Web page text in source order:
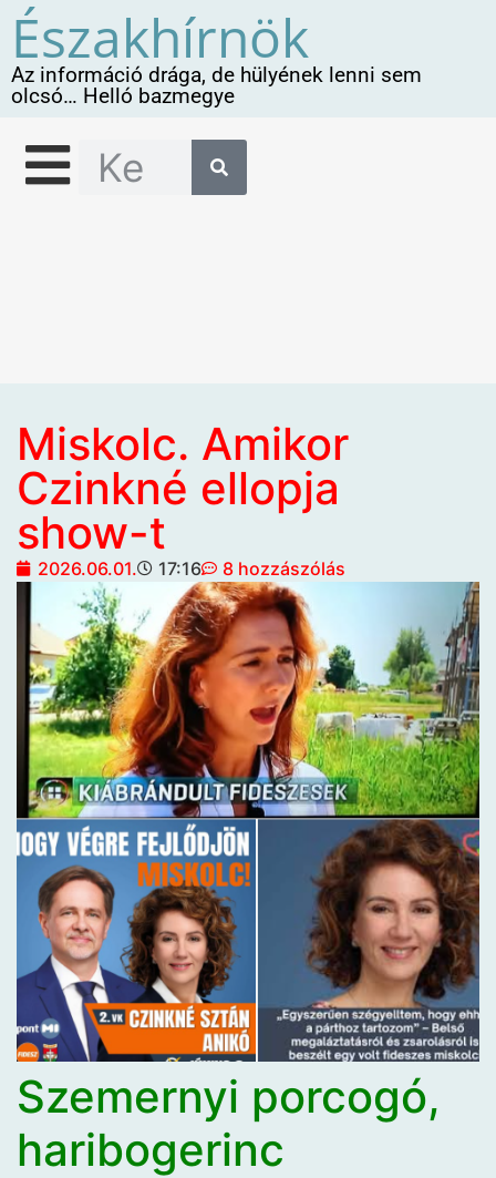
Északhírnök
Az információ drága, de hülyének lenni sem
olcsó… Helló bazmegye
Miskolc. Amikor
Czinkné ellopja
show-t
2026.06.01. 17:16 8 hozzászólás
Szemernyi porcogó,
haribogerinc